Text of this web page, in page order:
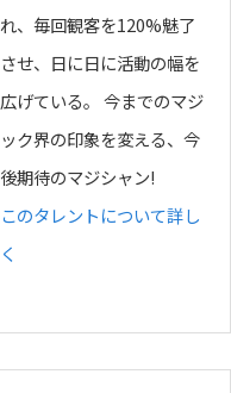
れ、毎回観客を120%魅了
させ、日に日に活動の幅を
広げている。 今までのマジ
ック界の印象を変える、今
後期待のマジシャン!
このタレントについて詳し
く